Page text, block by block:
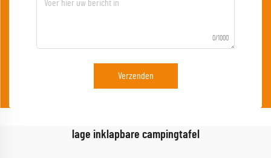
0/1000
Verzenden
lage inklapbare campingtafel